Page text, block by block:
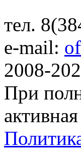
тел.
e-mail:
2008-
При